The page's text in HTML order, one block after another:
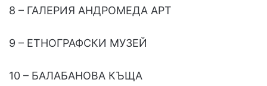
8 – ГАЛЕРИЯ АНДРОМЕДА АРТ
9 – ЕТНОГРАФСКИ МУЗЕЙ
10 – БАЛАБАНОВА КЪЩА